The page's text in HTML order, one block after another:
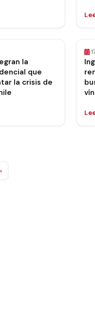
la
que
la crisis de
Siguiente